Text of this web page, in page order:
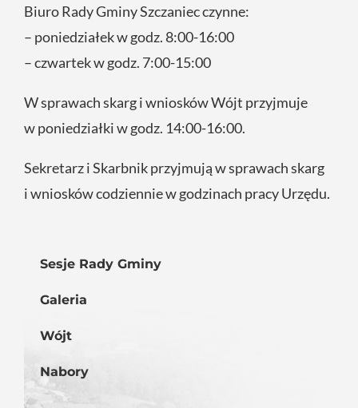
Biuro Rady Gminy Szczaniec czynne:
– poniedziałek w godz. 8:00-16:00
– czwartek w godz. 7:00-15:00
W sprawach skarg i wniosków Wójt przyjmuje
w poniedziałki w godz. 14:00-16:00.
Sekretarz i Skarbnik przyjmują w sprawach skarg
i wniosków codziennie w godzinach pracy Urzędu.
Sesje Rady Gminy
Galeria
Wójt
Nabory